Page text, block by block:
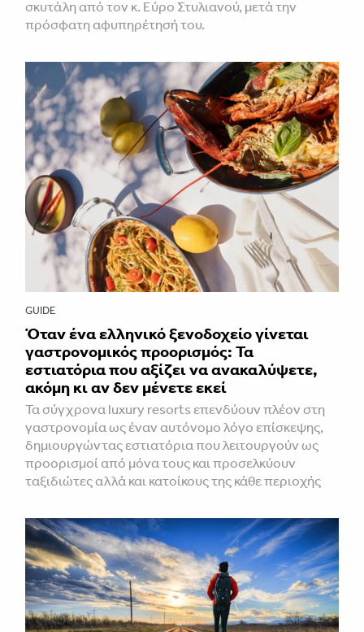
σκυτάλη από τον κ. Εύρο Στυλιανού, μετά την
πρόσφατη αφυπηρέτησή του.
GUIDE
Όταν ένα ελληνικό ξενοδοχείο γίνεται
γαστρονομικός προορισμός: Τα
εστιατόρια που αξίζει να ανακαλύψετε,
ακόμη κι αν δεν μένετε εκεί
Τα σύγχρονα luxury resorts επενδύουν πλέον στη
γαστρονομία ως έναν αυτόνομο λόγο επίσκεψης,
δημιουργώντας εστιατόρια που λειτουργούν ως
προορισμοί από μόνα τους και προσελκύουν
ταξιδιώτες αλλά και κατοίκους της κάθε περιοχής